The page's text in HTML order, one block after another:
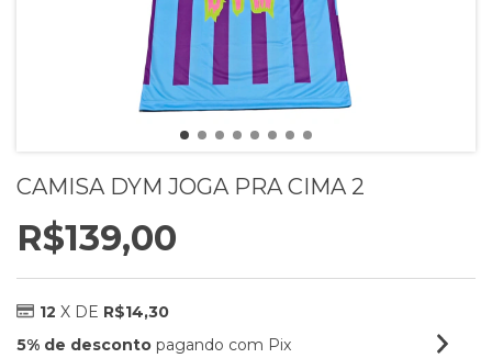
CAMISA DYM JOGA PRA CIMA 2
R$139,00
12 X DE R$14,30
5% de desconto pagando com Pix